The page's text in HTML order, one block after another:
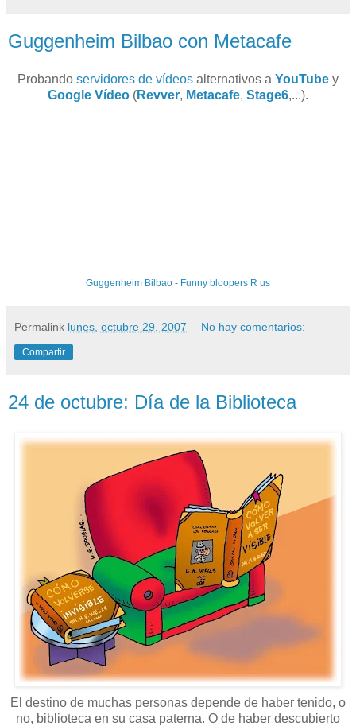
Guggenheim Bilbao con Metacafe
Probando servidores de vídeos alternativos a YouTube y
Google Vídeo (Revver, Metacafe, Stage6,...).
Guggenheim Bilbao - Funny bloopers R us
Permalink lunes, octubre 29, 2007 No hay comentarios:
Compartir
24 de octubre: Día de la Biblioteca
El destino de muchas personas depende de haber tenido, o
no, biblioteca en su casa paterna. O de haber descubierto